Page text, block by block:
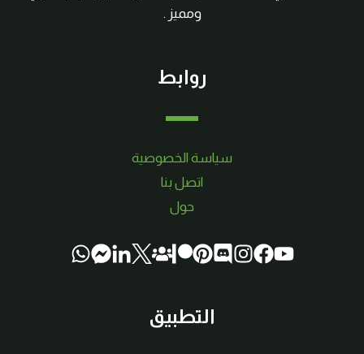
ومميز .
روابط
سياسة الخصوصية
اتصل بنا
حول
التطبيق